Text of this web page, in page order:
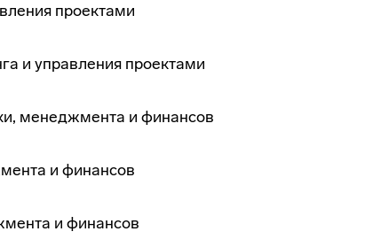
проектами
и управления проектами
менеджмента и финансов
и финансов
и финансов